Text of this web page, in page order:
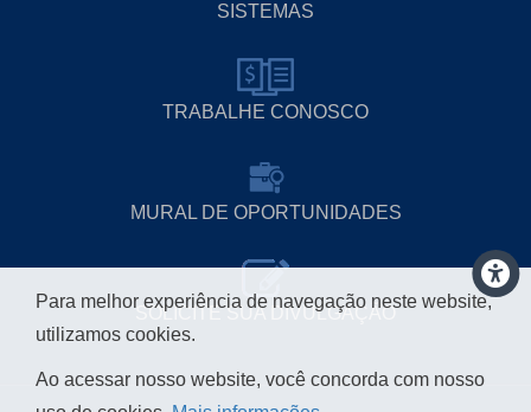
SISTEMAS
TRABALHE CONOSCO
MURAL DE OPORTUNIDADES
SOLICITE SUA DIVULGAÇÃO
Para melhor experiência de navegação neste website,
utilizamos cookies.
Ao acessar nosso website, você concorda com nosso